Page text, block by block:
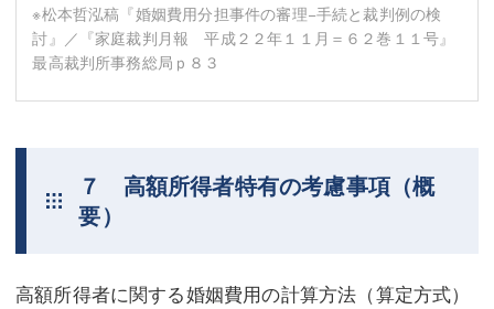
※松本哲泓稿『婚姻費用分担事件の審理−手続と裁判例の検
討』／『家庭裁判月報 平成２２年１１月＝６２巻１１号』
最高裁判所事務総局ｐ８３
７ 高額所得者特有の考慮事項（概
要）
高額所得者に関する婚姻費用の計算方法（算定方式）